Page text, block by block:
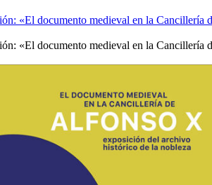
«El documento medieval en la Cancillería
«El documento medieval en la Cancillería